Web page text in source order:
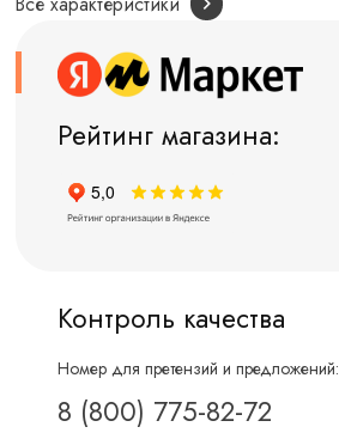
Рейтинг магазина:
Контроль качества
Номер для претензий и предложений:
8 (800) 775-82-72